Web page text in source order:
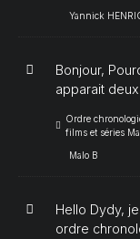
Yannick
Bonjour,
apparait
Ordre
films et séries
Malo B
Hello Dydy,
ordre